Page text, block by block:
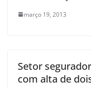
março 19, 2013
Setor
com alta de